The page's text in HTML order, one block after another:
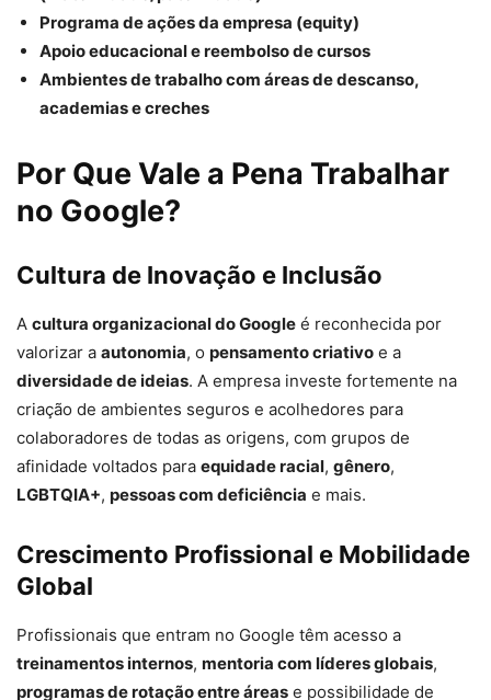
Programa de ações da empresa (equity)
Apoio educacional e reembolso de cursos
Ambientes de trabalho com áreas de descanso,
academias e creches
Por Que Vale a Pena Trabalhar
no Google?
Cultura de Inovação e Inclusão
A cultura organizacional do Google é reconhecida por
valorizar a autonomia, o pensamento criativo e a
diversidade de ideias. A empresa investe fortemente na
criação de ambientes seguros e acolhedores para
colaboradores de todas as origens, com grupos de
afinidade voltados para equidade racial, gênero,
LGBTQIA+, pessoas com deficiência e mais.
Crescimento Profissional e Mobilidade
Global
Profissionais que entram no Google têm acesso a
treinamentos internos, mentoria com líderes globais,
programas de rotação entre áreas e possibilidade de